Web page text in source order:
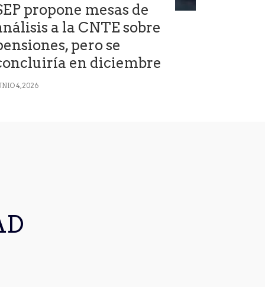
propone mesas de
a la CNTE sobre
pero se
en diciembre
4, 2026